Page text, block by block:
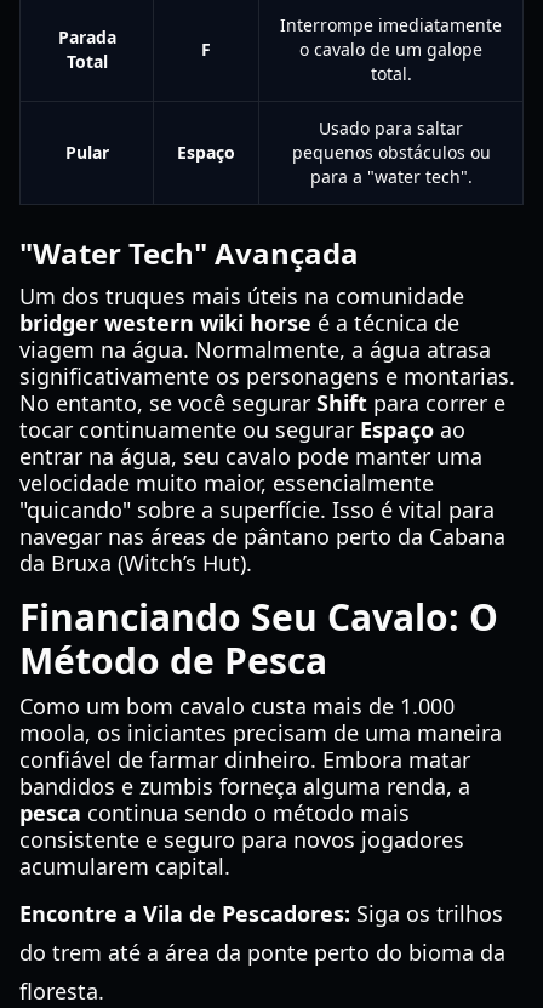
Parada
Total
F
Interrompe imediatamente
o cavalo de um galope
total.
Pular Espaço
Usado para saltar
pequenos obstáculos ou
para a "water tech".
"Water Tech" Avançada
Um dos truques mais úteis na comunidade
bridger western wiki horse é a técnica de
viagem na água. Normalmente, a água atrasa
significativamente os personagens e montarias.
No entanto, se você segurar Shift para correr e
tocar continuamente ou segurar Espaço ao
entrar na água, seu cavalo pode manter uma
velocidade muito maior, essencialmente
"quicando" sobre a superfície. Isso é vital para
navegar nas áreas de pântano perto da Cabana
da Bruxa (Witch’s Hut).
Financiando Seu Cavalo: O
Método de Pesca
Como um bom cavalo custa mais de 1.000
moola, os iniciantes precisam de uma maneira
confiável de farmar dinheiro. Embora matar
bandidos e zumbis forneça alguma renda, a
pesca continua sendo o método mais
consistente e seguro para novos jogadores
acumularem capital.
Encontre a Vila de Pescadores: Siga os trilhos
do trem até a área da ponte perto do bioma da
floresta.